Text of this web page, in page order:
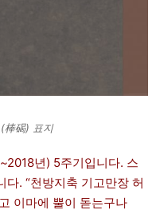
棒碣) 표지
년) 5주기입니다. 스
. “천방지축 기고만장 허
이마에 뿔이 돋는구나